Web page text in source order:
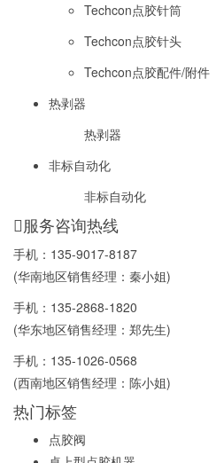
Techcon点胶针筒
Techcon点胶针头
Techcon点胶配件/附件
热剥器
热剥器
非标自动化
非标自动化
服务咨询热线
手机： 135-9017-8187
(华南地区销售经理：秦小姐)
手机： 135-2868-1820
(华东地区销售经理：郑先生)
手机： 135-1026-0568
(西南地区销售经理：陈小姐)
热门标签
点胶阀